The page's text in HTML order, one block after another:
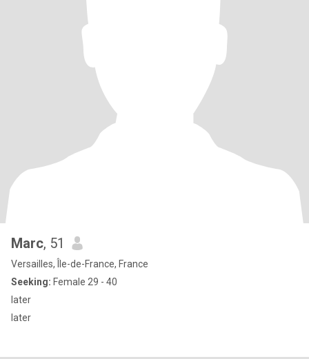
Marc, 51
Versailles, Île-de-France, France
Seeking: Female 29 - 40
later
later